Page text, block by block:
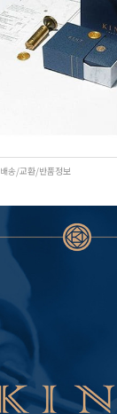
배송/교환/반품정보